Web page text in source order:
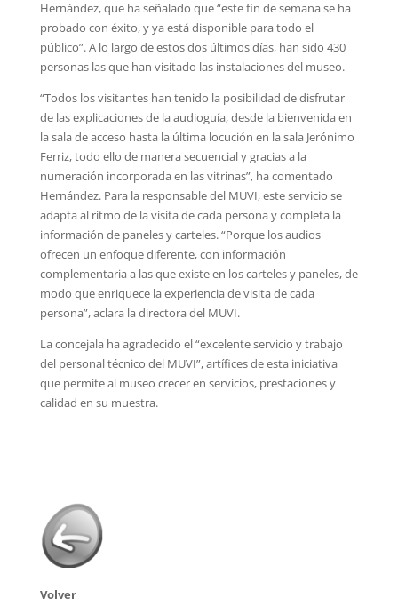
Hernández, que ha señalado que “este fin de semana se ha
probado con éxito, y ya está disponible para todo el
público”. A lo largo de estos dos últimos días, han sido 430
personas las que han visitado las instalaciones del museo.
“Todos los visitantes han tenido la posibilidad de disfrutar
de las explicaciones de la audioguía, desde la bienvenida en
la sala de acceso hasta la última locución en la sala Jerónimo
Ferriz, todo ello de manera secuencial y gracias a la
numeración incorporada en las vitrinas”, ha comentado
Hernández. Para la responsable del MUVI, este servicio se
adapta al ritmo de la visita de cada persona y completa la
información de paneles y carteles. “Porque los audios
ofrecen un enfoque diferente, con información
complementaria a las que existe en los carteles y paneles, de
modo que enriquece la experiencia de visita de cada
persona”, aclara la directora del MUVI.
La concejala ha agradecido el “excelente servicio y trabajo
del personal técnico del MUVI”, artífices de esta iniciativa
que permite al museo crecer en servicios, prestaciones y
calidad en su muestra.
Volver